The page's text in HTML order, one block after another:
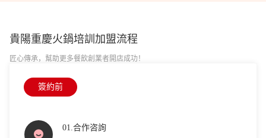
貴陽重慶火鍋培訓 加盟流程
匠心傳承，幫助更多餐飲創業者開店成功！
簽約前
01.合作咨詢